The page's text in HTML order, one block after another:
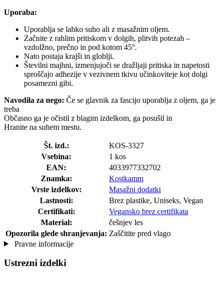
Uporaba:
Uporablja se lahko suho ali z masažnim oljem.
Začnite z rahlim pritiskom v dolgih, plitvih potezah –
vzdolžno, prečno in pod kotom 45°.
Nato postaja krajši in globlji.
Številni majhni, izmenjujoči se dražljaji pritiska in napetosti
sproščajo adhezije v vezivnem tkivu učinkoviteje kot dolgi
posamezni gibi.
Navodila za nego: Če se glavnik za fascijo uporablja z oljem, ga je
treba
Občasno ga je očistil z blagim izdelkom, ga posušil in
Hranite na suhem mestu.
Št. izd.:
KOS-3327
Vsebina:
1 kos
EAN:
4033977332702
Znamka:
Kostkamm
Vrste izdelkov:
Masažni dodatki
Lastnosti:
Brez plastike, Uniseks, Vegan
Certifikati:
Vegansko brez certifikata
Material:
češnjev les
Opozorila glede shranjevanja: Zaščitite pred vlago
Pravne informacije
Ustrezni izdelki